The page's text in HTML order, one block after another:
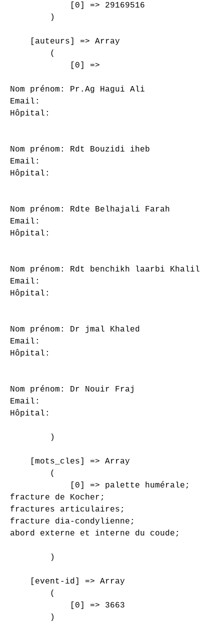
            [0] => 29169516
        )
    [auteurs] => Array
        (
            [0] =>
Nom prénom: Pr.Ag Hagui Ali
Email:
Hôpital:
Nom prénom: Rdt Bouzidi iheb
Email:
Hôpital:
Nom prénom: Rdte Belhajali Farah
Email:
Hôpital:
Nom prénom: Rdt benchikh laarbi Khalil
Email:
Hôpital:
Nom prénom: Dr jmal Khaled
Email:
Hôpital:
Nom prénom: Dr Nouir Fraj
Email:
Hôpital:
        )
    [mots_cles] => Array
        (
            [0] => palette humérale;
fracture de Kocher;
fractures articulaires;
fracture dia-condylienne;
abord externe et interne du coude;
        )
    [event-id] => Array
        (
            [0] => 3663
        )